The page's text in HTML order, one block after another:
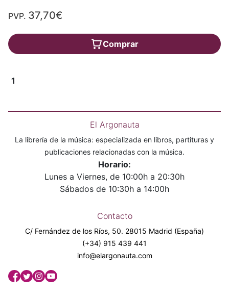
PVP. 37,70€
Comprar
1
El Argonauta
La librería de la música: especializada en libros, partituras y
publicaciones relacionadas con la música.
Horario:
Lunes a Viernes, de 10:00h a 20:30h
Sábados de 10:30h a 14:00h
Contacto
C/ Fernández de los Ríos, 50. 28015 Madrid (España)
(+34) 915 439 441
info@elargonauta.com